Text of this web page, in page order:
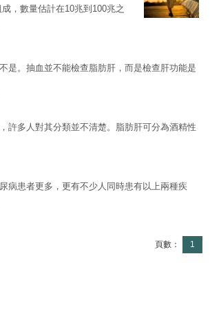
，數量估計在10兆到100兆之
是。抽血並不能檢查脂肪肝，而是檢查肝功能是
許多人對其分類並不清楚。脂肪肝可分為酒精性
病患者更多，更有不少人同時患有以上兩種疾
頁數： 1